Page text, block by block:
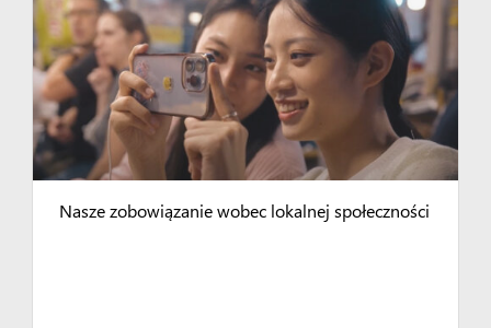
Nasze zobowiązanie wobec lokalnej społeczności